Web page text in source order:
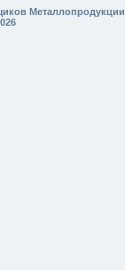
Металлопродукции